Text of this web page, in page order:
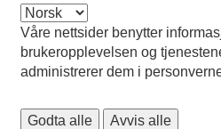
Våre nettsider benytter
brukeropplevelsen og
administrerer dem i
Godta alle Avvis alle